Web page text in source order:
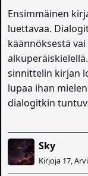
Ensimmäinen
luettavaa.
käännöksestä
sinnittelin kirjan
lupaa ihan
dialogitkin
Sky
Kirjoja 17,